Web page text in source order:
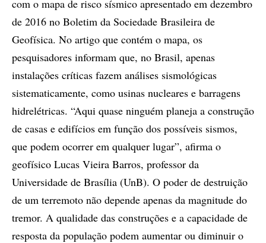
com o mapa de risco sísmico apresentado em dezembro
de 2016 no Boletim da Sociedade Brasileira de
Geofísica. No artigo que contém o mapa, os
pesquisadores informam que, no Brasil, apenas
instalações críticas fazem análises sismológicas
sistematicamente, como usinas nucleares e barragens
hidrelétricas. “Aqui quase ninguém planeja a construção
de casas e edifícios em função dos possíveis sismos,
que podem ocorrer em qualquer lugar”, afirma o
geofísico Lucas Vieira Barros, professor da
Universidade de Brasília (UnB). O poder de destruição
de um terremoto não depende apenas da magnitude do
tremor. A qualidade das construções e a capacidade de
resposta da população podem aumentar ou diminuir o